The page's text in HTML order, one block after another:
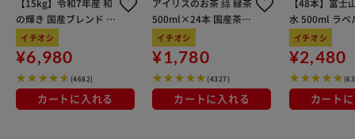
の輝き 国産ブレンド 5
kg×3袋
イチオシ
¥6,980
(4682)
カートに入れる
500ml×24本 国産茶葉
100％使用
イチオシ
¥1,780
(4327)
カートに入れる
水 500ml ラベ
イチオシ
¥2,480
カート